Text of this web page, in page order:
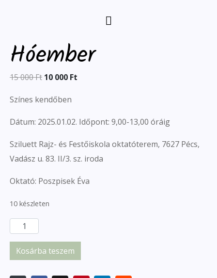
Hóember
15 000Ft 10 000 Ft
Színes kendőben
Dátum: 2025.01.02. Időpont: 9,00-13,00 óráig
Sziluett Rajz- és Festőiskola oktatóterem, 7627 Pécs,
Vadász u. 83. II/3. sz. iroda
Oktató: Poszpisek Éva
10 készleten
Kosárba teszem